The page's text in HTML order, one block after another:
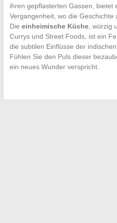
ihren gepflasterten Gassen, bietet
Vergangenheit, wo die Geschichte
Die einheimische Küche, würzig
Currys und Street Foods, ist ein
die subtilen Einflüsse der
Fühlen Sie den Puls dieser
ein neues Wunder verspricht.